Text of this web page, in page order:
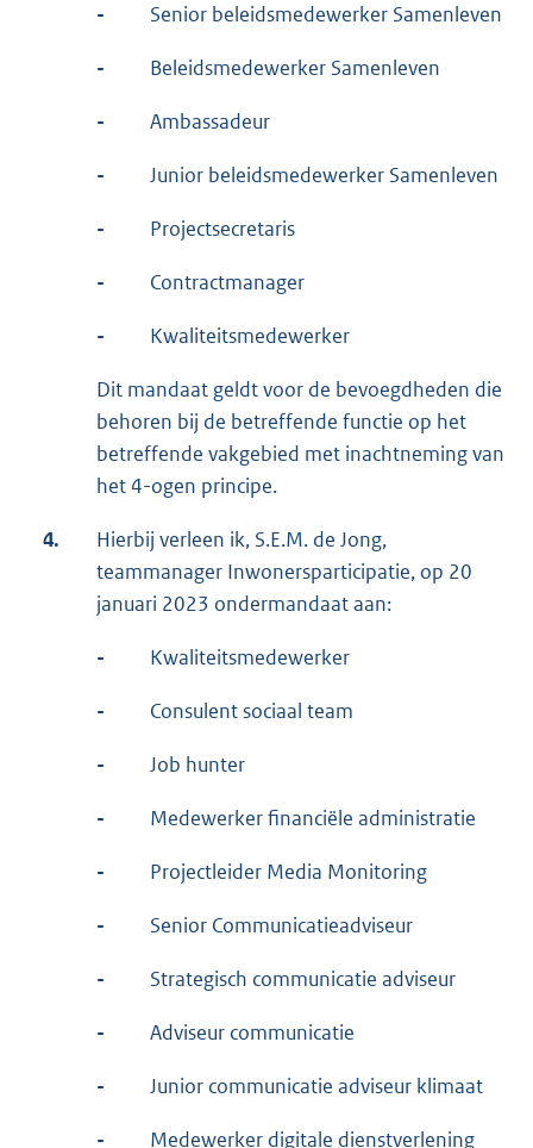
- Senior beleidsmedewerker Samenleven
- Beleidsmedewerker Samenleven
- Ambassadeur
- Junior beleidsmedewerker Samenleven
- Projectsecretaris
- Contractmanager
- Kwaliteitsmedewerker
Dit mandaat geldt voor de bevoegdheden die
behoren bij de betreffende functie op het
betreffende vakgebied met inachtneming van
het 4-ogen principe.
4.
Hierbij verleen ik, S.E.M. de Jong,
teammanager Inwonersparticipatie, op 20
januari 2023 ondermandaat aan:
- Kwaliteitsmedewerker
- Consulent sociaal team
- Job hunter
- Medewerker financiële administratie
- Projectleider Media Monitoring
- Senior Communicatieadviseur
- Strategisch communicatie adviseur
- Adviseur communicatie
- Junior communicatie adviseur klimaat
- Medewerker digitale dienstverlening